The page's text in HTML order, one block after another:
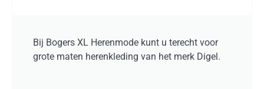
Bij Bogers XL Herenmode kunt u terecht voor
grote maten herenkleding van het merk Digel.